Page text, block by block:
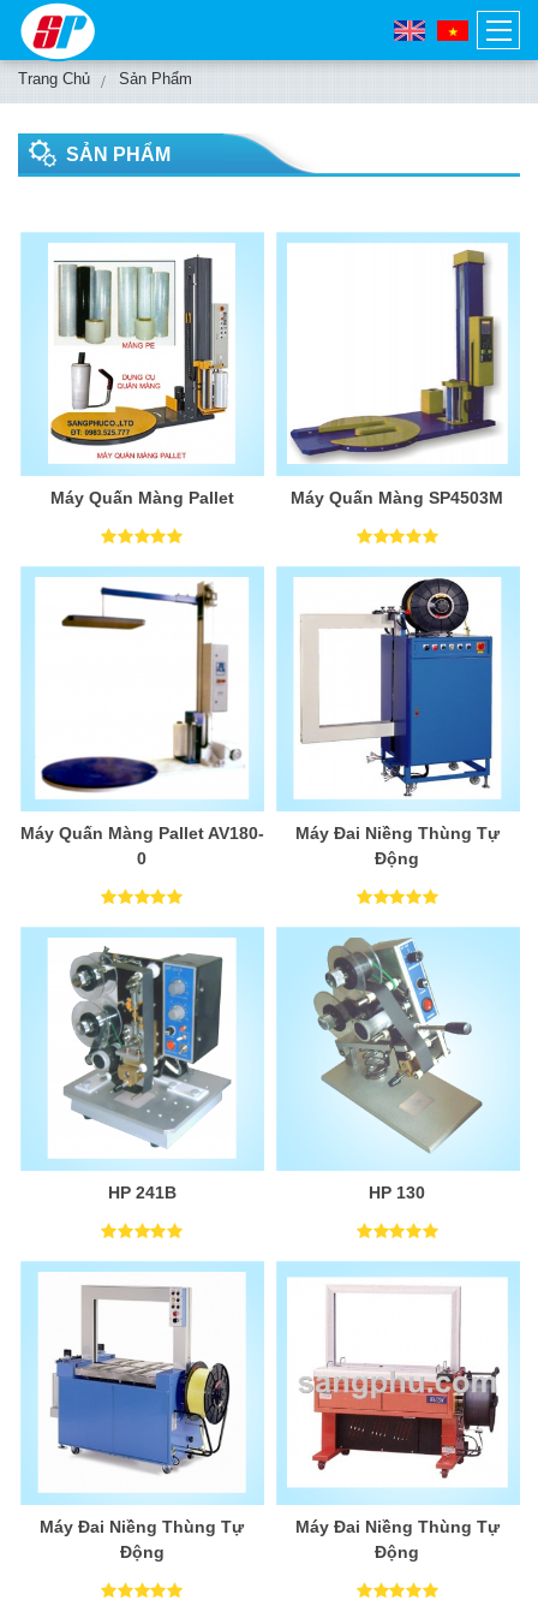
Trang Chủ Sản Phẩm
SẢN PHẨM
Máy Quấn Màng Pallet Máy Quấn Màng SP4503M
Máy Quấn Màng Pallet AV180-
0
Máy Đai Niềng Thùng Tự
Động
HP 241B HP 130
Máy Đai Niềng Thùng Tự
Động
Máy Đai Niềng Thùng Tự
Động